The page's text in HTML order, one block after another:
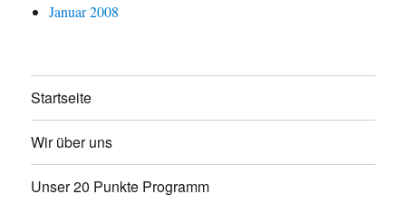
Januar 2008
Startseite
Wir über uns
Unser 20 Punkte Programm